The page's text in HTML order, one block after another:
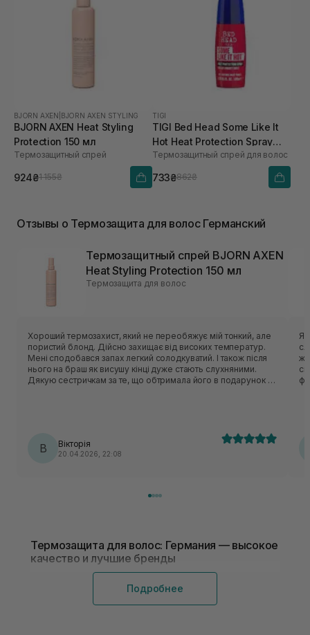
BJORN AXEN BJORN AXEN STYLING
BJORN AXEN Heat Styling
Protection 150 мл
Термозащитный спрей
924₴1 155₴
TIGI
TIGI Bed Head Some Like It
Hot Heat Protection Spray
100 мл
Термозащитный спрей для волос
733₴862₴
Отзывы о Термозащита для волос Германский
Термозащитный спрей BJORN AXEN
Heat Styling Protection 150 мл
Термозащита для волос
Хороший термозахист, який не переобяжує мій тонкий, але
пористий блонд. Дійсно захищає від високих температур.
Мені сподобався запах легкий солодкуватий. І також після
нього на браш як висушу кінці дуже стають слухняними.
Дякую сестричкам за те, що обтримала його в подарунок і
В Вікторія
20.04.2026, 22:08
Термозащита для волос: Германия — высокое
качество и лучшие бренды
красоты и ухоженного внешнего вида независимо от
погоды, времени года и методов укладки (феном,
Подробнее